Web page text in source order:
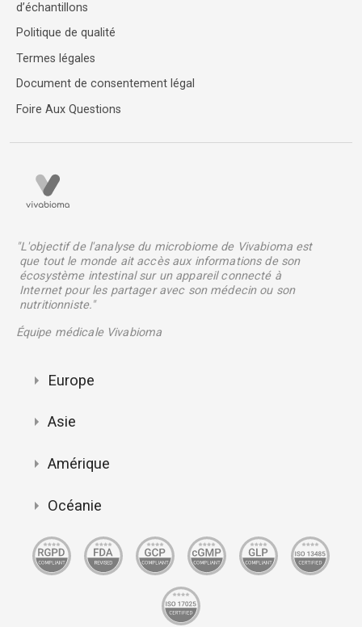
d’échantillons
Politique de qualité
Termes légales
Document de consentement légal
Foire Aux Questions
"L'objectif de l'analyse du microbiome de Vivabioma est
que tout le monde ait accès aux informations de son
écosystème intestinal sur un appareil connecté à
Internet pour les partager avec son médecin ou son
nutritionniste."
Équipe médicale Vivabioma
Europe
Asie
Amérique
Océanie